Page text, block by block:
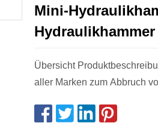
Mini-
Übersicht
aller Marken zum Abbruch